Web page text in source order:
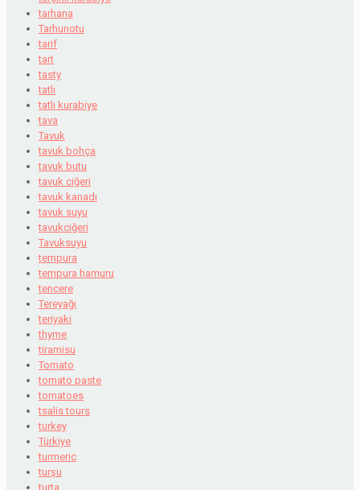
tarhana
Tarhunotu
tarif
tart
tasty
tatlı
tatlı kurabiye
tava
Tavuk
tavuk bohça
tavuk butu
tavuk ciğeri
tavuk kanadı
tavuk suyu
tavukciğeri
Tavuksuyu
tempura
tempura hamuru
tencere
Tereyağı
teriyaki
thyme
tiramisu
Tomato
tomato paste
tomatoes
tsalis tours
turkey
Türkiye
turmeric
turşu
turta